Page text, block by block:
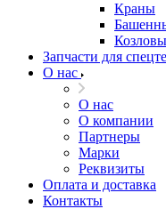
Краны
Запчасти для
О нас
О нас
О компании
Партнеры
Марки
Реквизиты
Оплата и доставка
Контакты